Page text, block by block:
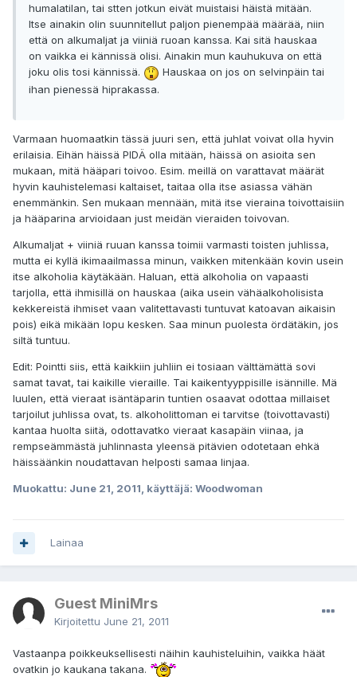
humalatilan, tai stten jotkun eivät muistaisi häistä mitään.
Itse ainakin olin suunnitellut paljon pienempää määrää, niin
että on alkumaljat ja viiniä ruoan kanssa. Kai sitä hauskaa
on vaikka ei kännissä olisi. Ainakin mun kauhukuva on että
joku olis tosi kännissä.
Hauskaa on jos on selvinpäin tai
ihan pienessä hiprakassa.
Varmaan huomaatkin tässä juuri sen, että juhlat voivat olla hyvin
erilaisia. Eihän häissä PIDÄ olla mitään, häissä on asioita sen
mukaan, mitä hääpari toivoo. Esim. meillä on varattavat määrät
hyvin kauhistelemasi kaltaiset, taitaa olla itse asiassa vähän
enemmänkin. Sen mukaan mennään, mitä itse vieraina toivottaisiin
ja hääparina arvioidaan just meidän vieraiden toivovan.
Alkumaljat + viiniä ruuan kanssa toimii varmasti toisten juhlissa,
mutta ei kyllä ikimaailmassa minun, vaikken mitenkään kovin usein
itse alkoholia käytäkään. Haluan, että alkoholia on vapaasti
tarjolla, että ihmisillä on hauskaa (aika usein vähäalkoholisista
kekkereistä ihmiset vaan valitettavasti tuntuvat katoavan aikaisin
pois) eikä mikään lopu kesken. Saa minun puolesta ördätäkin, jos
siltä tuntuu.
Edit: Pointti siis, että kaikkiin juhliin ei tosiaan välttämättä sovi
samat tavat, tai kaikille vieraille. Tai kaikentyyppisille isännille. Mä
luulen, että vieraat isäntäparin tuntien osaavat odottaa millaiset
tarjoilut juhlissa ovat, ts. alkoholittoman ei tarvitse (toivottavasti)
kantaa huolta siitä, odottavatko vieraat kasapäin viinaa, ja
rempseämmästä juhlinnasta yleensä pitävien odotetaan ehkä
häissäänkin noudattavan helposti samaa linjaa.
Muokattu: June 21, 2011 , käyttäjä: Woodwoman
Lainaa
Guest MiniMrs
Kirjoitettu June 21, 2011
Vastaanpa poikkeuksellisesti näihin kauhisteluihin, vaikka häät
ovatkin jo kaukana takana.